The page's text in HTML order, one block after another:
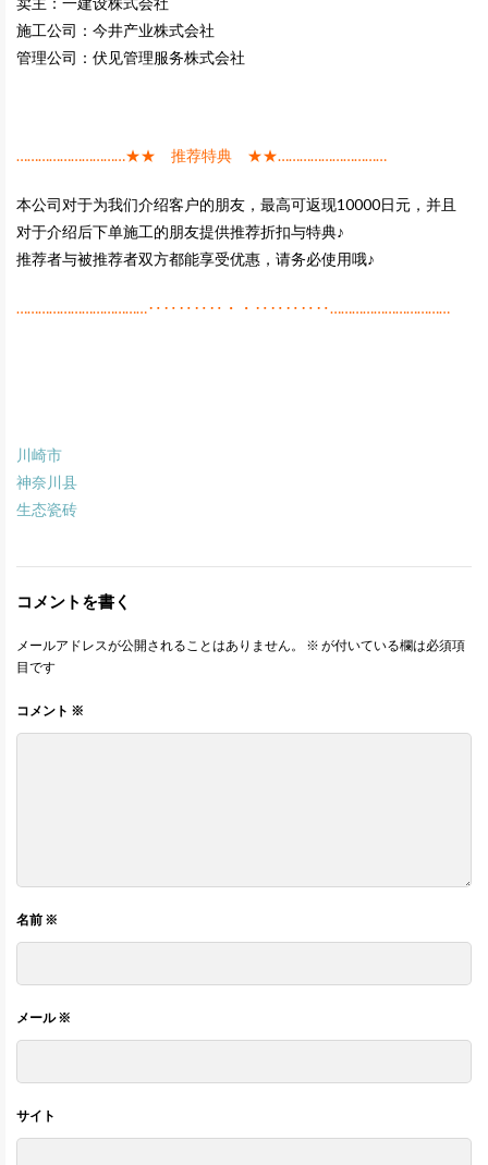
施工公司：今井产业株式会社
管理公司：伏见管理服务株式会社
…………………………★★ 推荐特典 ★★…………………………
本公司对于为我们介绍客户的朋友，最高可返现10000日元，并且
对于介绍后下单施工的朋友提供推荐折扣与特典♪
推荐者与被推荐者双方都能享受优惠，请务必使用哦♪
………………………………‥‥‥‥‥・・‥‥‥‥‥……………………………
川崎市
神奈川县
生态瓷砖
コメントを書く
メールアドレスが公開されることはありません。 ※ が付いている欄は必須項
目です
コメント ※
名前 ※
メール※
サイト